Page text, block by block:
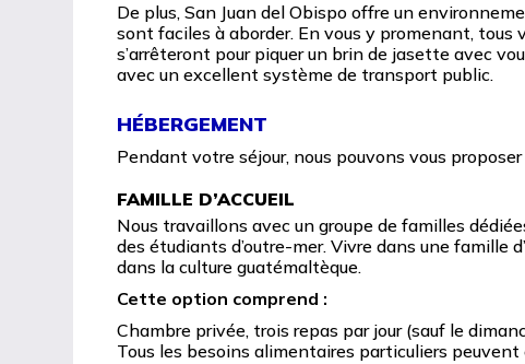
De plus, San Juan del Obispo offre un
sont faciles à aborder. En vous y promenant,
s’arrêteront pour piquer un brin de jasette avec
avec un excellent système de transport public.
HÉBERGEMENT
Pendant votre séjour, nous pouvons vous
FAMILLE D’ACCUEIL
Nous travaillons avec un groupe de familles
des étudiants d’outre-mer. Vivre dans une famille
dans la culture guatémaltèque.
Cette option comprend :
Chambre privée, trois repas par jour (sauf le
Tous les besoins alimentaires particuliers peuvent